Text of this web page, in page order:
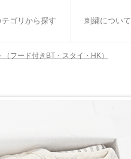
テゴリから探す 刺繍について
フード付きBT・スタイ・HK）